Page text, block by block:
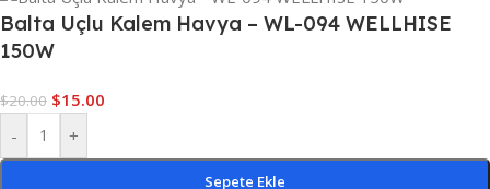
Balta Uçlu Kalem Havya – WL-094 WELLHISE
150W
$20.00 $15.00
-
+
Sepete Ekle